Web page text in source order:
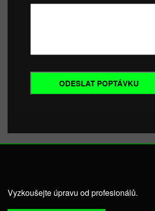
Vyzkoušejte úpravu od profesionálů.